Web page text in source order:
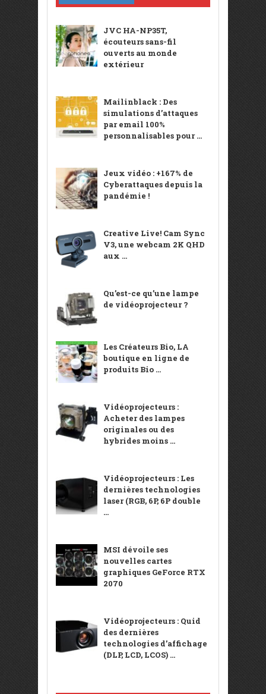
JVC HA-NP35T,
écouteurs sans-fil
ouverts au monde
extérieur
Mailinblack : Des
simulations d’attaques
par email 100%
personnalisables pour ...
Jeux vidéo : +167% de
Cyberattaques depuis la
pandémie !
Creative Live! Cam Sync
V3, une webcam 2K QHD
aux ...
Qu’est-ce qu’une lampe
de vidéoprojecteur ?
Les Créateurs Bio, LA
boutique en ligne de
produits Bio ...
Vidéoprojecteurs :
Acheter des lampes
originales ou des
hybrides moins ...
Vidéoprojecteurs : Les
dernières technologies
laser (RGB, 6P, 6P double
...
MSI dévoile ses
nouvelles cartes
graphiques GeForce RTX
2070
Vidéoprojecteurs : Quid
des dernières
technologies d’affichage
(DLP, LCD, LCOS) ...